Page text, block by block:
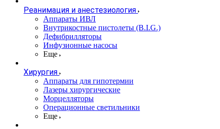
Реанимация и анестезиология
Аппараты ИВЛ
Внутрикостные пистолеты (B.I.G.)
Дефибрилляторы
Инфузионные насосы
Еще
Хирургия
Аппараты для гипотермии
Лазеры хирургические
Морцелляторы
Операционные светильники
Еще